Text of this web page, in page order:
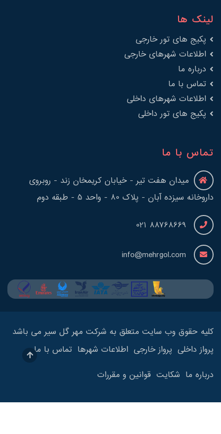
لینک ها
پکیج های تور خارجی
اطلاعات شهرهای خارجی
درباره ما
تماس با ما
اطلاعات شهرهای داخلی
پکیج های تور داخلی
تماس با ما
میدان هفت تیر - خیابان کریمخان زند - روبروی
داروخانه سیزده آبان - پلاک 80 - واحد 5 - طبقه دوم
88768669 021
info@mehrgol.com
کلیه حقوق وب سایت متعلق به شرکت مهر گل سیر می باشد
پرواز داخلی پرواز خارجی اطلاعات شهرها تماس با ما
درباره ما شکایت قوانین و مقررات